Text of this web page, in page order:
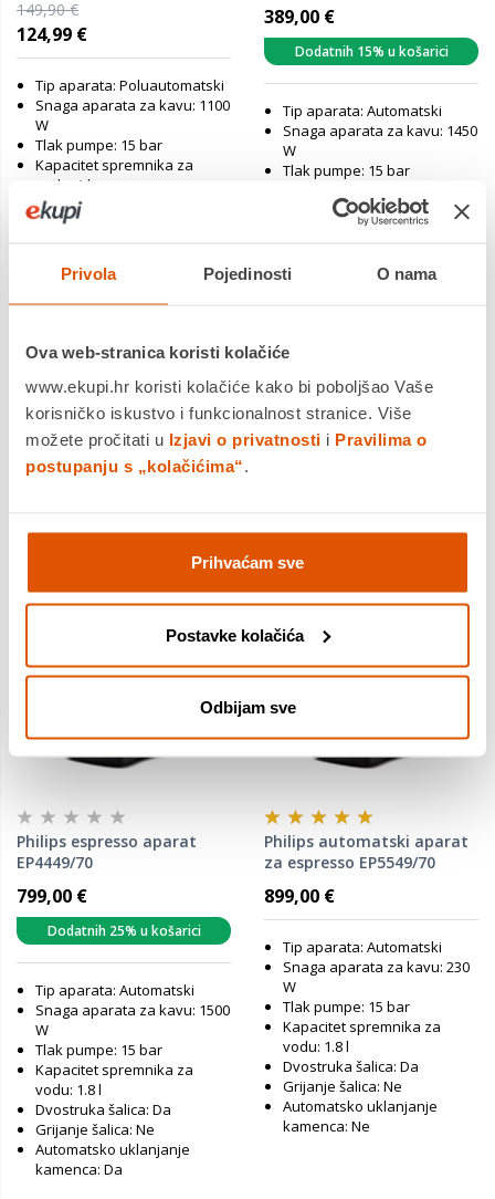
Privola Pojedinosti O nama
Ova web-stranica koristi kolačiće
www.ekupi.hr koristi kolačiće kako bi poboljšao Vaše
korisničko iskustvo i funkcionalnost stranice. Više
možete pročitati u Izjavi o privatnosti i Pravilima o
postupanju s „kolačićima“.
Prihvaćam sve
Postavke kolačića
Odbijam sve
149,90 €
124,99 €
Tip aparata: Poluautomatski
Snaga aparata za kavu: 1100
W
Tlak pumpe: 15 bar
Kapacitet spremnika za
vodu: 1 l
Dvostruka šalica: Da
Grijanje šalica: Ne
kamenca: Ne
Povrat robe moguć unutar 14
Dostavljamo već od
11.08.2026
Usporedite proizvod
389,00 €
Dodatnih 15% u košarici
Tip aparata: Automatski
Snaga aparata za kavu: 1450
W
Tlak pumpe: 15 bar
vodu: 1.8 l
Dvostruka šalica: Da
Automatsko uklanjanje
Dostavljamo već od
11.08.2026
Usporedite proizvod
Philips espresso aparat
EP4449/70
799,00 €
Dodatnih 25% u košarici
Tip aparata: Automatski
Snaga aparata za kavu: 1500
W
Tlak pumpe: 15 bar
Kapacitet spremnika za
vodu: 1.8 l
Dvostruka šalica: Da
Grijanje šalica: Ne
Automatsko uklanjanje
kamenca: Da
Philips automatski aparat
za espresso EP5549/70
899,00 €
Tip aparata: Automatski
Snaga aparata za kavu: 230
W
Tlak pumpe: 15 bar
Kapacitet spremnika za
vodu: 1.8 l
Dvostruka šalica: Da
Grijanje šalica: Ne
Automatsko uklanjanje
kamenca: Ne